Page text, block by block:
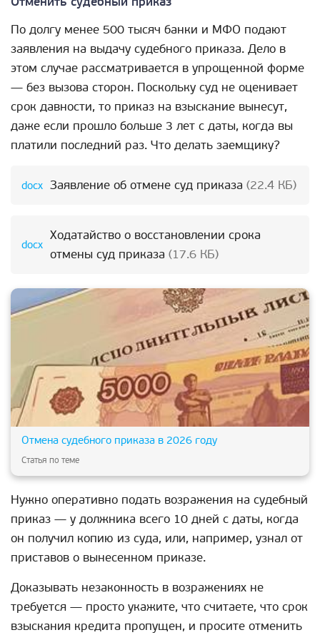
По долгу менее 500 тысяч банки и МФО подают
заявления на выдачу судебного приказа. Дело в
этом случае рассматривается в упрощенной форме
— без вызова сторон. Поскольку суд не оценивает
срок давности, то приказ на взыскание вынесут,
даже если прошло больше 3 лет с даты, когда вы
платили последний раз. Что делать заемщику?
Заявление об отмене суд приказа (22.4 КБ)
Ходатайство о восстановлении срока
отмены суд приказа (17.6 КБ)
Отмена судебного приказа в 2026 году
Статья по теме
Нужно оперативно подать возражения на судебный
приказ — у должника всего 10 дней с даты, когда
он получил копию из суда, или, например, узнал от
приставов о вынесенном приказе.
Доказывать незаконность в возражениях не
требуется — просто укажите, что считаете, что срок
взыскания кредита пропущен, и просите отменить